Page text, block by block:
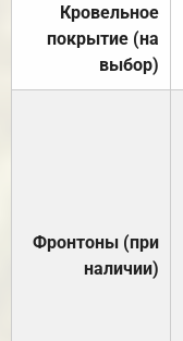
Кровельное
покрытие (на
выбор)
Фронтоны (при
наличии)